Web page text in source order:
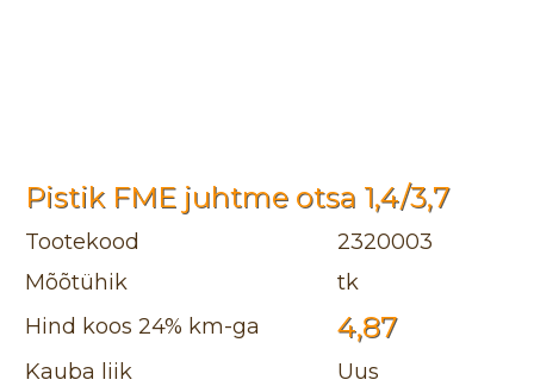
Pistik FME juhtme otsa 1,4/3,7
Tootekood
2320003
Mõõtühik
tk
Hind koos 24% km-ga
4,87
Kauba liik
Uus